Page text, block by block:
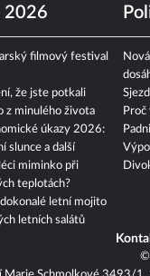
2026
filmový festival
že jste potkali
z minulého života
úkazy 2026:
slunce a další
miminko při
teplotách?
dokonalé letní mojito
letních salátů
Proč
©